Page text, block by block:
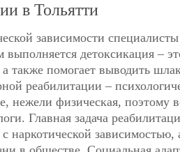
в Тольятти
зависимости
детоксикация –
а также помогает выводить
реабилитации –
нежели физическая, поэтому
Главная задача
наркотической